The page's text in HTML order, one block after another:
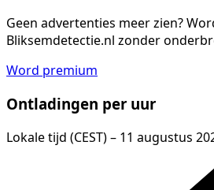
Geen advertenties meer zien?
Bliksemdetectie.nl zonder
Word premium
Ontladingen per uur
Lokale tijd (CEST) – 11 augustus